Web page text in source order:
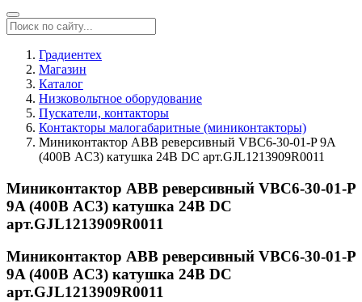
Градиентех
Магазин
Каталог
Низковольтное оборудование
Пускатели, контакторы
Контакторы малогабаритные (миниконтакторы)
Миниконтактор ABB реверсивный VВC6-30-01-P 9A
(400В AC3) катушка 24В DС арт.GJL1213909R0011
Миниконтактор ABB реверсивный VВC6-30-01-P
9A (400В AC3) катушка 24В DС
арт.GJL1213909R0011
Миниконтактор ABB реверсивный VВC6-30-01-P
9A (400В AC3) катушка 24В DС
арт.GJL1213909R0011